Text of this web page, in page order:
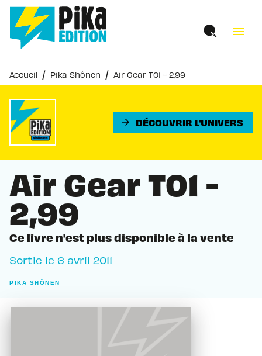
MENU RECHERCHE
PIED DE PAGE
menu
Accueil / Pika Shônen / Air Gear T01 - 2,99 
arrow_forward DÉCOUVRIR L'UNIVERS
Air Gear T01 -
2,99 
Ce livre n'est plus disponible à la vente
Sortie le 6 avril 2011
PIKA SHÔNEN